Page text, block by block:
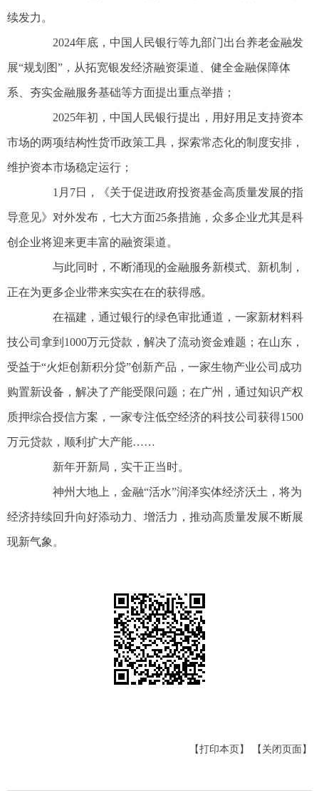
续发力。
2024年底，中国人民银行等九部门出台养老金融发
展“规划图”，从拓宽银发经济融资渠道、健全金融保障体
系、夯实金融服务基础等方面提出重点举措；
2025年初，中国人民银行提出，用好用足支持资本
市场的两项结构性货币政策工具，探索常态化的制度安排，
维护资本市场稳定运行；
1月7日，《关于促进政府投资基金高质量发展的指
导意见》对外发布，七大方面25条措施，众多企业尤其是科
创企业将迎来更丰富的融资渠道。
与此同时，不断涌现的金融服务新模式、新机制，
正在为更多企业带来实实在在的获得感。
在福建，通过银行的绿色审批通道，一家新材料科
技公司拿到1000万元贷款，解决了流动资金难题；在山东，
受益于“火炬创新积分贷”创新产品，一家生物产业公司成功
购置新设备，解决了产能受限问题；在广州，通过知识产权
质押综合授信方案，一家专注低空经济的科技公司获得1500
万元贷款，顺利扩大产能……
新年开新局，实干正当时。
神州大地上，金融“活水”润泽实体经济沃土，将为
经济持续回升向好添动力、增活力，推动高质量发展不断展
现新气象。
【打印本页】 【关闭页面】